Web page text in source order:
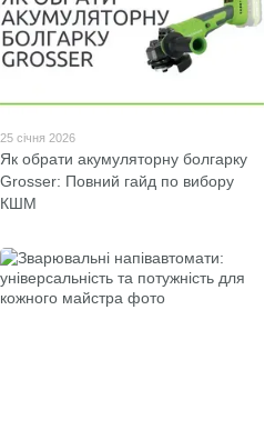
25 січня 2026
Як обрати акумуляторну болгарку
Grosser: Повний гайд по вибору
КШМ